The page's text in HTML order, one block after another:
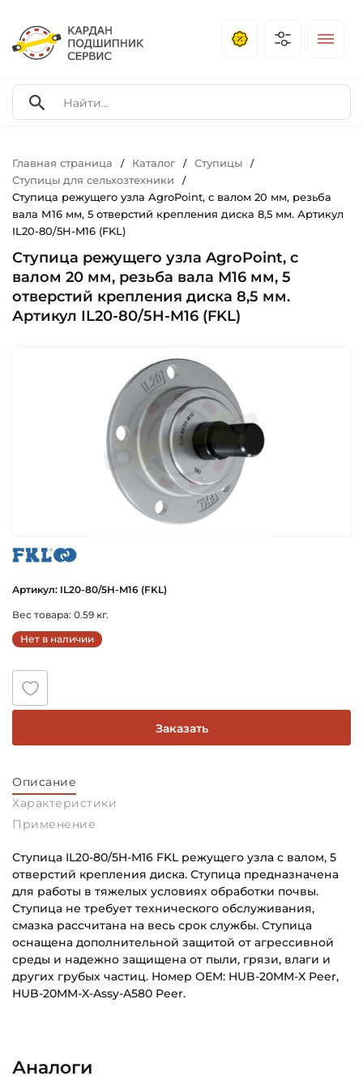
Главная страница / Каталог / Ступицы /
Ступицы для сельхозтехники /
Ступица режущего узла AgroPoint, с валом 20 мм, резьба
вала М16 мм, 5 отверстий крепления диска 8,5 мм. Артикул
IL20-80/5H-M16 (FKL)
Ступица режущего узла AgroPoint, с
валом 20 мм, резьба вала М16 мм, 5
отверстий крепления диска 8,5 мм.
Артикул IL20-80/5H-M16 (FKL)
Артикул: IL20-80/5H-M16 (FKL)
Вес товара: 0.59 кг.
Нет в наличии
Заказать
Описание
Характеристики
Применение
Ступица IL20-80/5H-M16 FKL режущего узла с валом, 5
отверстий крепления диска. Ступица предназначена
для работы в тяжелых условиях обработки почвы.
Ступица не требует технического обслуживания,
смазка рассчитана на весь срок службы. Ступица
оснащена дополнительной защитой от агрессивной
среды и надежно защищена от пыли, грязи, влаги и
других грубых частиц. Номер OEM: HUB-20MM-X Peer,
HUB-20MM-X-Assy-A580 Peer.
Наружный диаметр (D):
Категория:
Аналоги